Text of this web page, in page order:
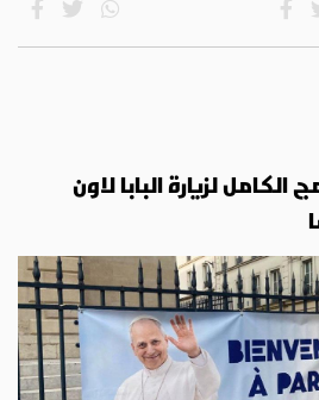
الكامل لزيارة البابا لاون